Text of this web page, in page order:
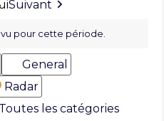
Suivant
pour cette période.
General
Radar
Toutes les catégories